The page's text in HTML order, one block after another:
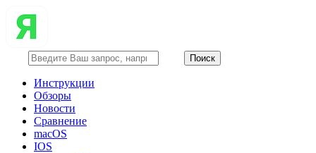
Инструкции
Обзоры
Новости
Сравнение
macOS
IOS